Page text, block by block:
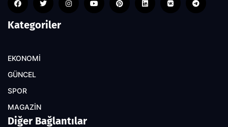
Kategoriler
EKONOMİ
GÜNCEL
SPOR
MAGAZİN
Diğer Bağlantılar